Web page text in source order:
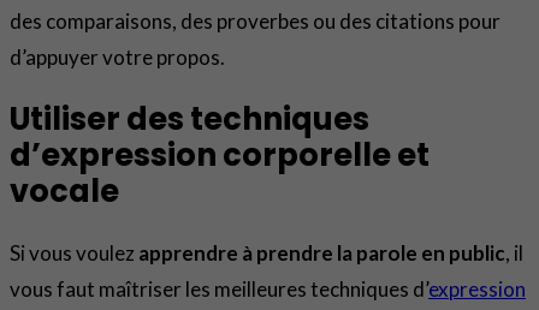
des comparaisons, des proverbes ou des citations pour
d’appuyer votre propos.
Utiliser des techniques
d’expression corporelle et
vocale
Si vous voulez apprendre à prendre la parole en public, il
vous faut maîtriser les meilleures techniques d’expression